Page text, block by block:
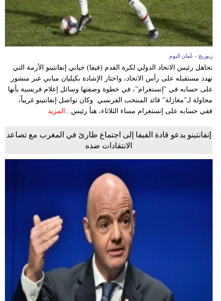
زيوريخ - عُمان اليوم
تجاهل رئيس الاتحاد الدولي لكرة القدم (فيفا) جياني إنفانتينو الأزمة التي
تهدد مستقبله على رأس الاتحاد، واختار الإشادة بكيليان مبابي عبر منشور
على حسابه في "إنستغرام"، في خطوة وصفتها وسائل إعلام فرنسية بأنها
محاولة لـ"مغازلة" قائد المنتخب الفرنسي. وكان تواصل إنفانتينو غريباً،
ففي حسابه على إنستغرام مساء الثلاثاء، هنأ رئيس... المزيد
إنفانتينو يدعو قادة الفيفا إلى اجتماع طارئ في المغرب مع تصاعد
الانتقادات ضده